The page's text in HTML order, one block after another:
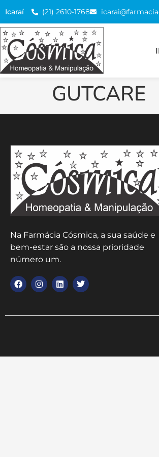
Icaraí (21) 2610-1768
GUTCARE
Na Farmácia Cósmica, a sua saúde e
bem-estar são a nossa prioridade
número um.